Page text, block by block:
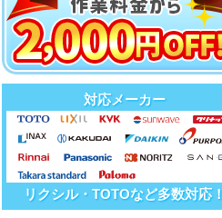
対応メーカー
リクシル・TOTOなど多数対応！